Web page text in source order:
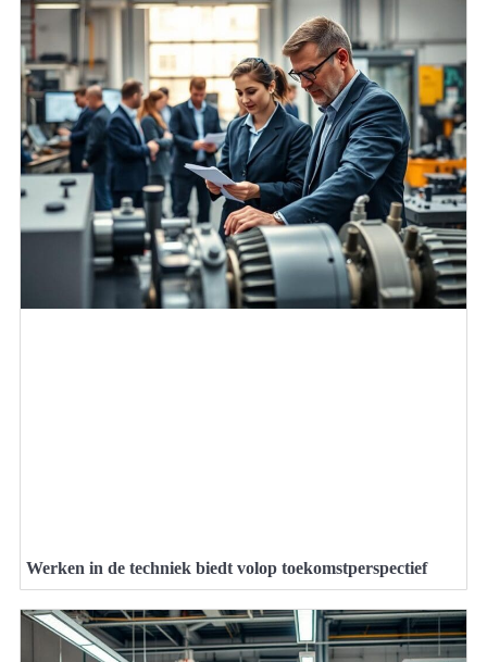
Werken in de techniek biedt volop toekomstperspectief